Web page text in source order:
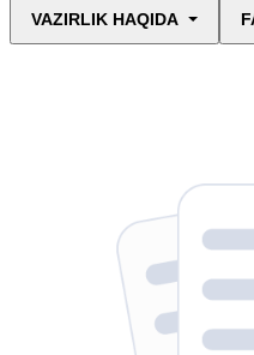
VAZIRLIK HAQIDA